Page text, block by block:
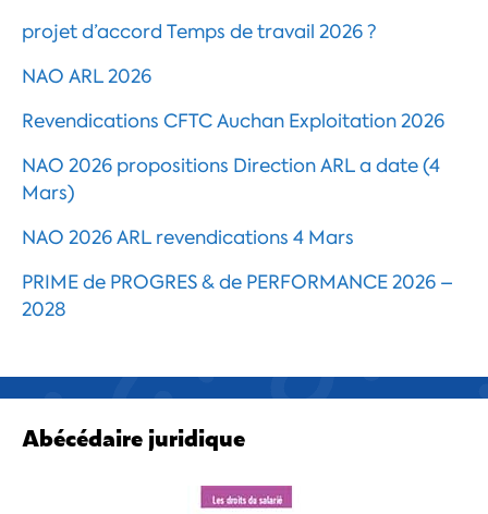
projet d’accord Temps de travail 2026 ?
NAO ARL 2026
Revendications CFTC Auchan Exploitation 2026
NAO 2026 propositions Direction ARL a date (4
Mars)
NAO 2026 ARL revendications 4 Mars
PRIME de PROGRES & de PERFORMANCE 2026 –
2028
Abécédaire juridique